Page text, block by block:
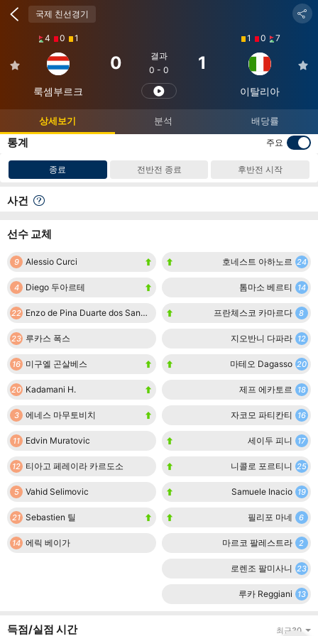
국제 친선경기
4 0 1
룩셈부르크
0 1
결과
0 - 0
1 0 7
이탈리아
상세보기 분석 배당률
라이브 배당률
통계 주요
종료 전반전 종료 후반전 시작
사건
선수 교체
9 Alessio Curci
4 Diego 두아르테
22 Enzo de Pina Duarte dos Santos
23 루카스 폭스
16 미구엘 곤살베스
20 Kadamani H.
3 에네스 마무토비치
11 Edvin Muratovic
12 티아고 페레이라 카르도소
5 Vahid Selimovic
21 Sebastien 틸
14 에릭 베이가
호네스트 아하노르 24
톰마소 베르티 14
프란체스코 카마르다 8
지오반니 다파라 12
마테오 Dagasso 20
제프 에카토르 18
자코모 파티칸티 16
세이두 피니 17
니콜로 포르티니 25
Samuele Inacio 19
필리포 마네 6
마르코 팔레스트라 2
로렌조 팔미사니 23
루카 Reggiani 13
득점/실점 시간 최근30